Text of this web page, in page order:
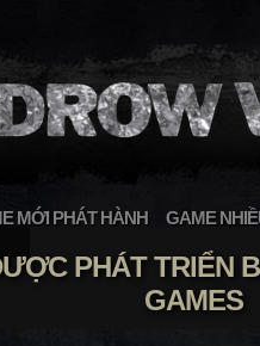
MỚI PHÁT HÀNH GAME
PHÁT TRIỂN
GAMES